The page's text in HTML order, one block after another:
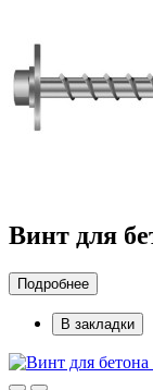
Винт для
Подробнее
В закладки